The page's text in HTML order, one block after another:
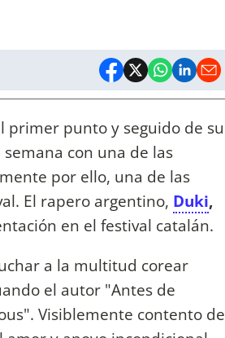
primer punto y seguido de su
con una de las
por ello, una de las
El rapero argentino, Duki,
en el festival catalán.
a la multitud corear
el autor "Antes de
Visiblemente contento de